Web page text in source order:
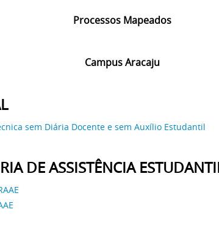
Processos Mapeados
Campus Aracaju
sem Diária Docente e sem Auxílio Estudantil
DE ASSISTÊNCIA